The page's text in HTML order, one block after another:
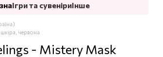
Ігри та сувеніриІнше
червона
- Mistery Mask